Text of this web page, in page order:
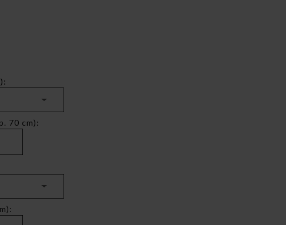
70 cm):